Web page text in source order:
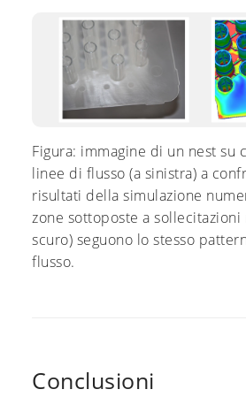
Figura: immagine di un nest su
linee di flusso (a sinistra) a
risultati della simulazione
zone sottoposte a sollecitazioni
scuro) seguono lo stesso
flusso.
Conclusioni